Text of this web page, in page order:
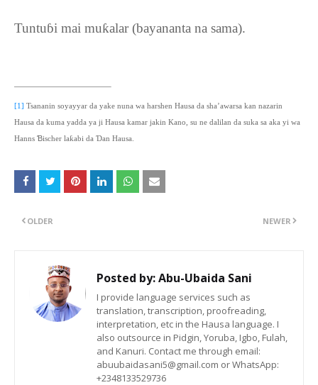
Tuntuɓi mai muƙalar (bayananta na sama).
[1] Tsananin soyayyar da yake nuna wa harshen Hausa da sha’awarsa kan nazarin
Hausa da kuma yadda ya ji Hausa kamar jakin Kano, su ne dalilan da suka sa aka yi wa
Hanns Ɓischer laƙabi da Ɗan Hausa.
NEWER
OLDER
Posted by:Abu-Ubaida Sani
I provide language services such as
translation, transcription, proofreading,
interpretation, etc in the Hausa language. I
also outsource in Pidgin, Yoruba, Igbo, Fulah,
and Kanuri. Contact me through email:
abuubaidasani5@gmail.com or WhatsApp:
+2348133529736